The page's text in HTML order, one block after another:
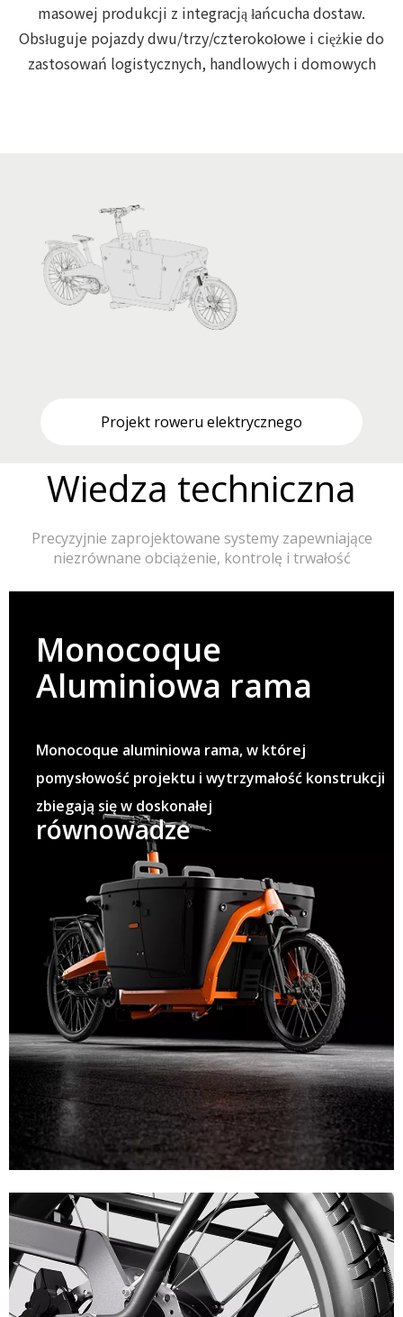
masowej produkcji z integracją łańcucha dostaw.
Obsługuje pojazdy dwu/trzy/czterokołowe i ciężkie do
zastosowań logistycznych, handlowych i domowych
Projekt roweru elektrycznego
Wiedza techniczna
Precyzyjnie zaprojektowane systemy zapewniające
niezrównane obciążenie, kontrolę i trwałość
Monocoque
Aluminiowa rama
Monocoque aluminiowa rama, w której
pomysłowość projektu i wytrzymałość konstrukcji
zbiegają się w doskonałej
równowadze